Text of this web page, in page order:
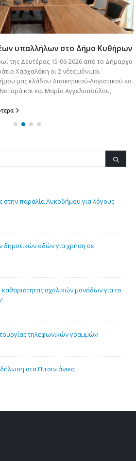
υπαλλήλων στο Δήμο Κυθήρων
της Δευτέρας 15-06-2026 από το Δήμαρχο
Χαρχαλάκη οι 2 νέες μόνιμοι
μας κλάδου Διοικητικού-Λογιστικού κα.
και κα. Μαρία Αγγελοπούλου,
παραλία Λυκοδήμου για λόγους
δημοτικών οδών για χρήση σε
σχολικών μονάδων για το
τηλεφωνικών γραμμών
στα Πιτσινιάνικα